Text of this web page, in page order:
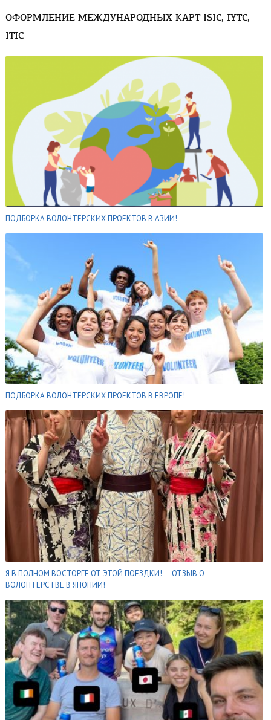
ОФОРМЛЕНИЕ МЕЖДУНАРОДНЫХ КАРТ ISIC, IYTC,
ITIC
ПОДБОРКА ВОЛОНТЕРСКИХ ПРОЕКТОВ В АЗИИ!
ПОДБОРКА ВОЛОНТЕРСКИХ ПРОЕКТОВ В ЕВРОПЕ!
Я В ПОЛНОМ ВОСТОРГЕ ОТ ЭТОЙ ПОЕЗДКИ! — ОТЗЫВ О
ВОЛОНТЕРСТВЕ В ЯПОНИИ!